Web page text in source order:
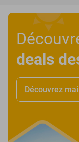
deals
Découvrez